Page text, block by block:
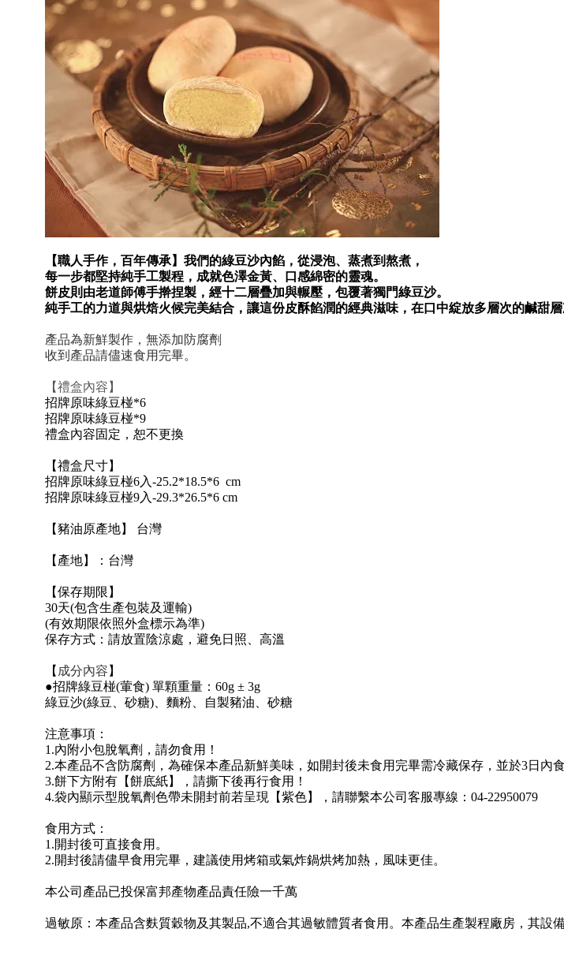
【職人手作，百年傳承】我們的綠豆沙內餡，從浸泡、蒸煮到熬煮，
每一步都堅持純手工製程，成就色澤金黃、口感綿密的靈魂。
餅皮則由老道師傅手擀捏製，經十二層疊加與輾壓，包覆著獨門綠豆沙。
純手工的力道與烘焙火候完美結合，讓這份皮酥餡潤的經典滋味，在口中綻放多層次的鹹甜層
產品為新鮮製作，無添加防腐劑
收到產品請儘速食用完畢。
【禮盒內容】
招牌原味綠豆椪*6
招牌原味綠豆椪*9
禮盒內容固定，恕不更換
【禮盒尺寸】
招牌原味綠豆椪6入-25.2*18.5*6 cm
招牌原味綠豆椪9入-29.3*26.5*6 cm
【豬油原產地】 台灣
【產地】：台灣
【保存期限】
30天(包含生產包裝及運輸)
(有效期限依照外盒標示為準)
保存方式：請放置陰涼處，避免日照、高溫
【 成分內容 】
●招牌綠豆椪(葷食) 單顆重量：60g ± 3g
綠豆沙(綠豆、砂糖)、麵粉、自製豬油、砂糖
注意事項：
1.內附小包脫氧劑，請勿食用！
2.本產品不含防腐劑，為確保本產品新鮮美味，如開封後未食用完畢需冷藏保存，並於3日內食
3.餅下方附有【餅底紙】，請撕下後再行食用！
4.袋內顯示型脫氧劑色帶未開封前若呈現【紫色】，請聯繫本公司客服專線：04-22950079
食用方式：
1.開封後可直接食用。
2.開封後請儘早食用完畢，建議使用烤箱或氣炸鍋烘烤加熱，風味更佳。
本公司產品已投保富邦產物產品責任險一千萬
過敏原：本產品含麩質穀物及其製品,不適合其過敏體質者食用。本產品生產製程廠房，其設